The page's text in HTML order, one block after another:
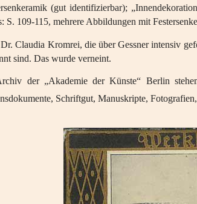
(gut identifizierbar);
S. 109-115, mehrere Abbildungen mit
Claudia Kromrei, die über Gessner intensiv
sind. Das wurde verneint.
der „Akademie der Künste“ Berlin
Schriftgut, Manuskripte,